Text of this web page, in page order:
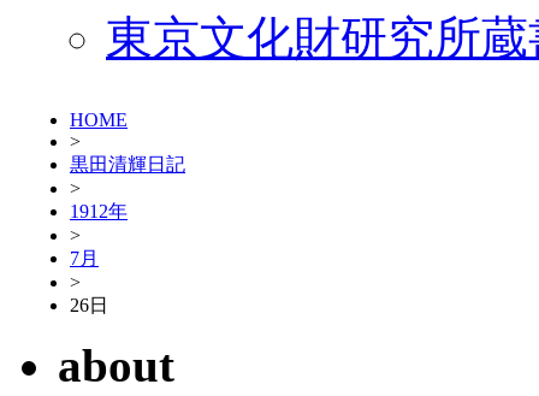
東京文化財研究所
HOME
>
黒田清輝日記
>
1912年
>
7月
>
26日
about